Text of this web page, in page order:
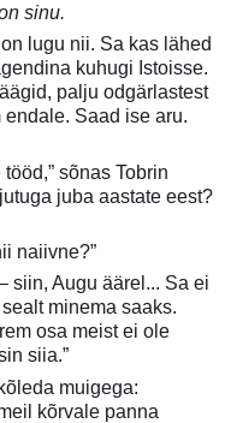
sinu.
lugu nii. Sa kas lähed
kuhugi Istoisse.
palju odgärlastest
Saad ise aru.
sõnas Tobrin
juba aastate eest?
naiivne?”
siin, Augu äärel... Sa ei
minema saaks.
osa meist ei ole
siia.”
muigega:
kõrvale panna